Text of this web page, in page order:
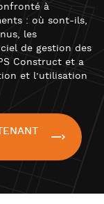
à
: où sont-ils,
les
de gestion des
Construct et a
et l’utilisation